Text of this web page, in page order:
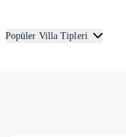
Popüler Villa Tipleri